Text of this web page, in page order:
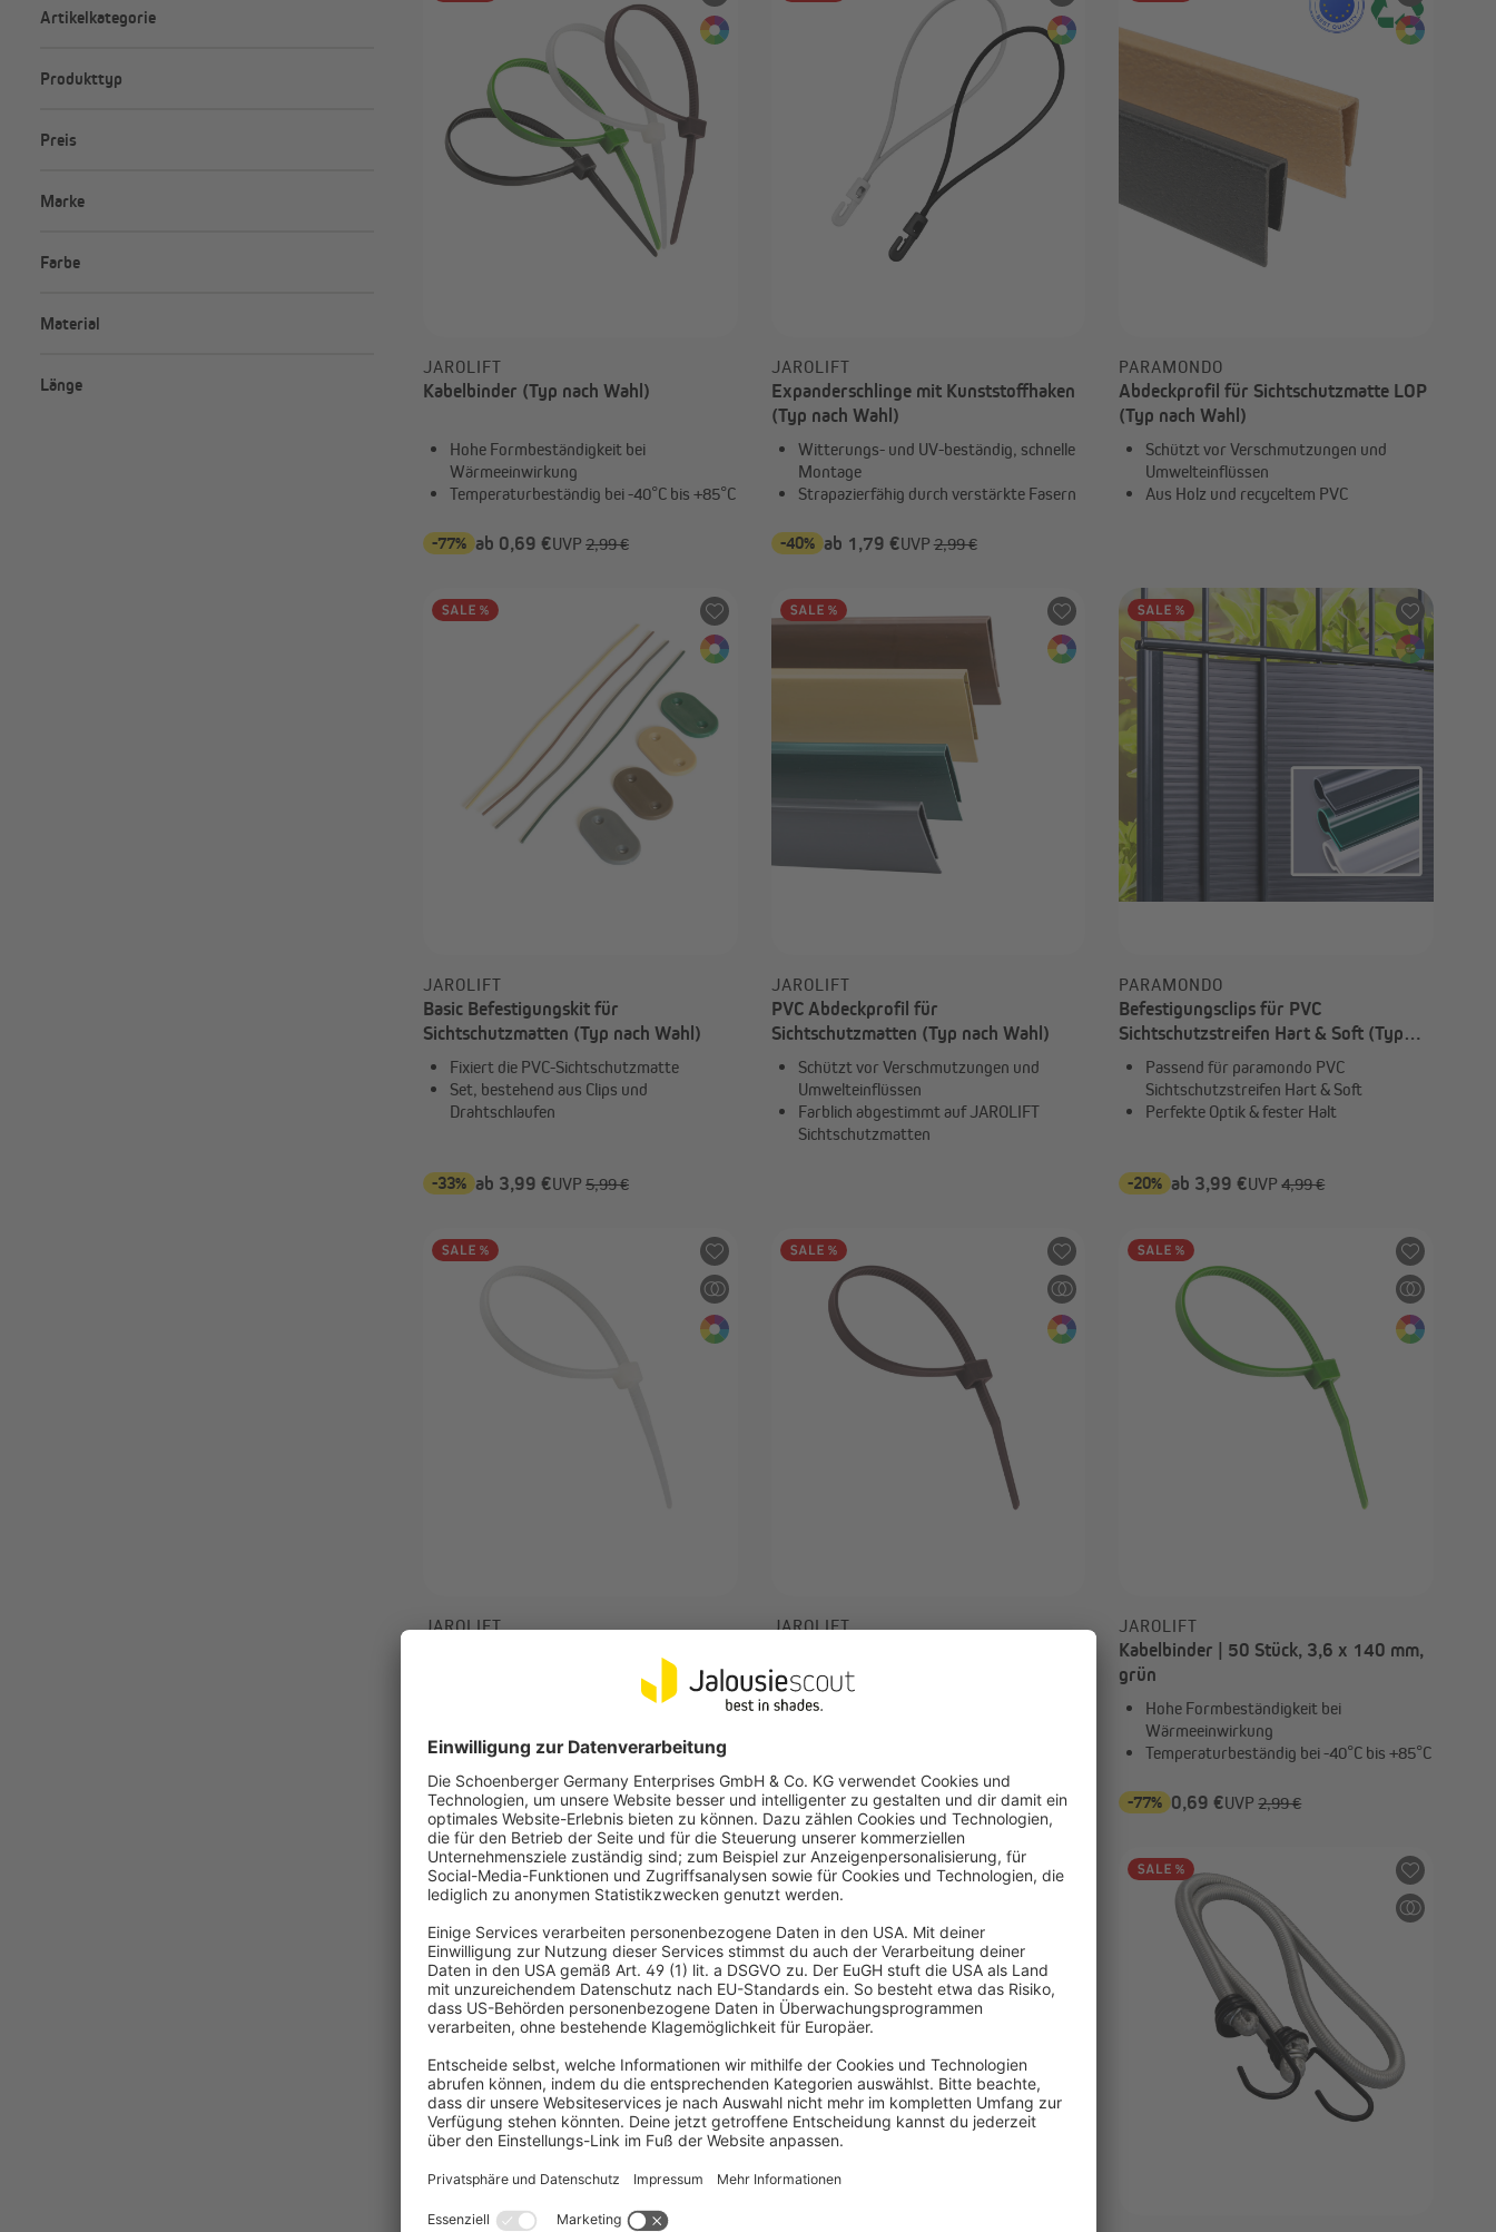
Pavillons & Zelte
Faltpavillons und Steckpavillons
Heizstrahler
Pavillon Zubehör & Ersatzteile
Balkonbespannungen
Sichtschutzmatten
Sichtschutzstreifen
Sichtschutzstoffe
Sichtschutz Zubehör
Seitenmarkisen
Außenrollos | Senkrechtmarkisen
Artikelkategorie
Sichtschutzmatten-Zubehör
Sonnensegel-Zubehör
Produkttyp
Befestigungen
Expanderschlingen
Preis
Marke
paramondo
Farbe
Material
Kunststoff
Länge
JAROLIFT
Kabelbinder (Typ nach Wahl)
Hohe Formbeständigkeit bei
Wärmeeinwirkung
Temperaturbeständig bei -40°C bis +85°C
-77% ab 0,69 €UVP 2,99 €
JAROLIFT
Expanderschlinge mit Kunststoffhaken
(Typ nach Wahl)
Witterungs- und UV-beständig, schnelle
Montage
Strapazierfähig durch verstärkte Fasern
-40% ab 1,79 €UVP2,99 €
PARAMONDO
Abdeckprofil für Sichtschutzmatte LOP
(Typ nach Wahl)
Schützt vor Verschmutzungen und
Umwelteinflüssen
Aus Holz und recyceltem PVC
-40% 9,99 €
JAROLIFT
Basic Befestigungskit für
Sichtschutzmatten (Typ nach Wahl)
Fixiert die PVC-Sichtschutzmatte
Set, bestehend aus Clips und
Drahtschlaufen
-33% ab 3,99 €UVP 5,99 €
JAROLIFT
PVC Abdeckprofil für
Sichtschutzmatten (Typ nach Wahl)
Schützt vor Verschmutzungen und
Umwelteinflüssen
Farblich abgestimmt auf JAROLIFT
Sichtschutzmatten
PARAMONDO
Befestigungsclips für PVC
Sichtschutzstreifen Hart & Soft (Typ
nach Wahl)
Passend für paramondo PVC
Sichtschutzstreifen Hart & Soft
Perfekte Optik & fester Halt
-20% ab 3,99 €UVP4,99 €
JAROLIFT
Temperaturbeständig bei -40°C bis +85°C
-77% 0,69 € UVP2,99 €
JAROLIFT
braun
Hohe Formbeständigkeit bei
-77% 0,69 €UVP2,99 €
JAROLIFT
Kabelbinder | 50 Stück, 3,6 x 140 mm,
grün
Hohe Formbeständigkeit bei
Wärmeeinwirkung
Temperaturbeständig bei -40°C bis +85°C
-77% 0,69 €UVP2,99 €